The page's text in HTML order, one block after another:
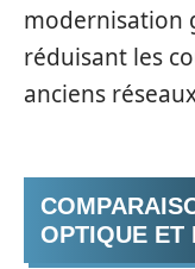
modernisation
réduisant les
anciens
OPTIQUE ET